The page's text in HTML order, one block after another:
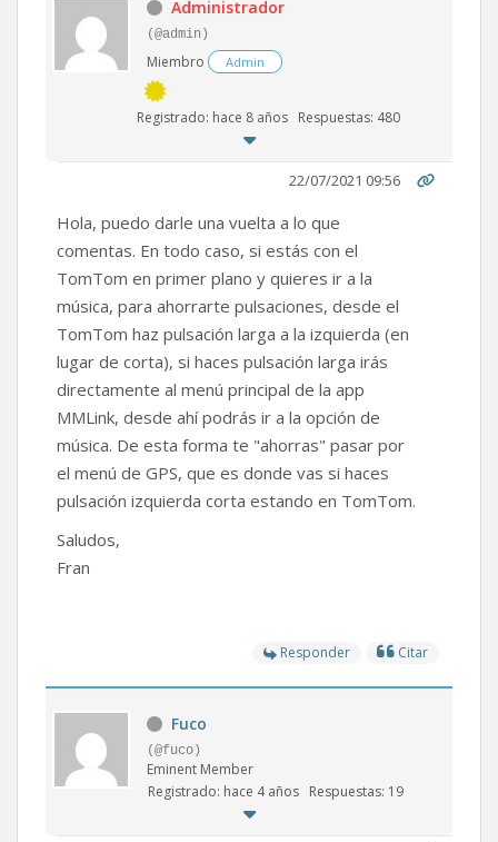
Administrador
(@admin)
Miembro Admin
Registrado: hace 8 años Respuestas: 480
22/07/2021 09:56
Hola, puedo darle una vuelta a lo que
comentas. En todo caso, si estás con el
TomTom en primer plano y quieres ir a la
música, para ahorrarte pulsaciones, desde el
TomTom haz pulsación larga a la izquierda (en
lugar de corta), si haces pulsación larga irás
directamente al menú principal de la app
MMLink, desde ahí podrás ir a la opción de
música. De esta forma te "ahorras" pasar por
el menú de GPS, que es donde vas si haces
pulsación izquierda corta estando en TomTom.
Saludos,
Fran
Responder Citar
Fuco
(@fuco)
Eminent Member
Registrado: hace 4 años Respuestas: 19